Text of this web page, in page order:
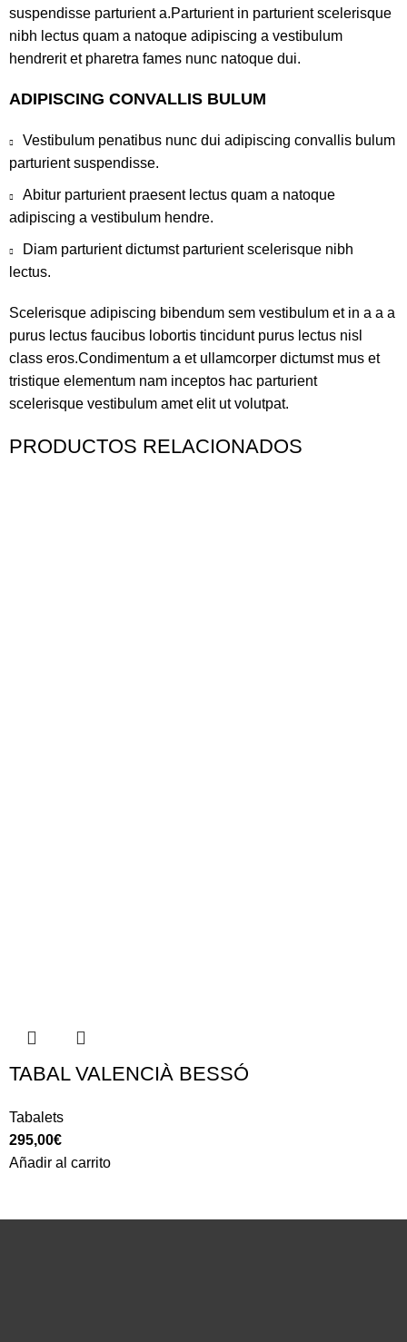
suspendisse parturient a.Parturient in parturient scelerisque
nibh lectus quam a natoque adipiscing a vestibulum
hendrerit et pharetra fames nunc natoque dui.
ADIPISCING CONVALLIS BULUM
Vestibulum penatibus nunc dui adipiscing convallis bulum
parturient suspendisse.
Abitur parturient praesent lectus quam a natoque
adipiscing a vestibulum hendre.
Diam parturient dictumst parturient scelerisque nibh
lectus.
Scelerisque adipiscing bibendum sem vestibulum et in a a a
purus lectus faucibus lobortis tincidunt purus lectus nisl
class eros.Condimentum a et ullamcorper dictumst mus et
tristique elementum nam inceptos hac parturient
scelerisque vestibulum amet elit ut volutpat.
PRODUCTOS RELACIONADOS
TABAL VALENCIÀ BESSÓ
Tabalets
295,00€
Añadir al carrito